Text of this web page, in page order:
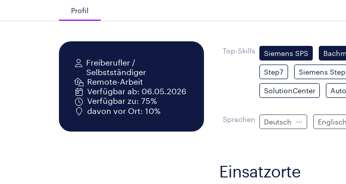
Profil
Freiberufler /
Selbstständiger
Remote-Arbeit
Verfügbar ab: 06.05.2026
Verfügbar zu: 75%
davon vor Ort: 10%
Top-Skills Siemens SPS
Step7 Siemens
SolutionCenter
Sprachen Deutsch Englisch
Einsatzorte